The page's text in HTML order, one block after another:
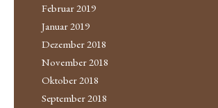
Februar 2019
Januar 2019
Dezember 2018
November 2018
Oktober 2018
September 2018